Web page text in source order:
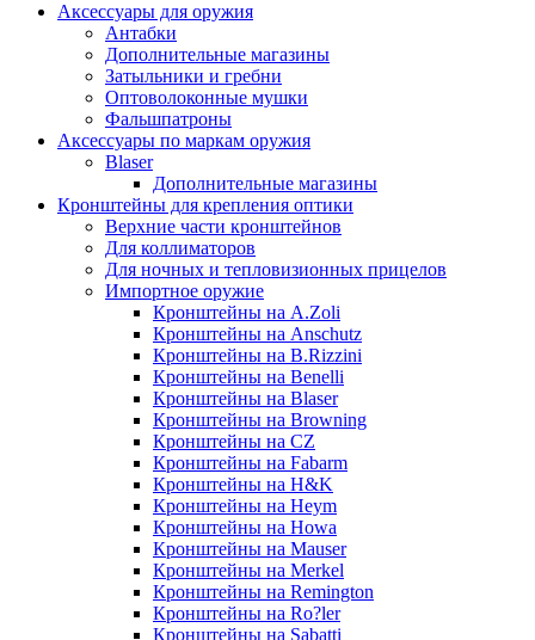
Аксессуары для оружия
Антабки
Дополнительные магазины
Затыльники и гребни
Оптоволоконные мушки
Фальшпатроны
Аксессуары по маркам оружия
Blaser
Дополнительные магазины
Кронштейны для крепления оптики
Верхние части кронштейнов
Для коллиматоров
Для ночных и тепловизионных прицелов
Импортное оружие
Кронштейны на A.Zoli
Кронштейны на Anschutz
Кронштейны на B.Rizzini
Кронштейны на Benelli
Кронштейны на Blaser
Кронштейны на Browning
Кронштейны на CZ
Кронштейны на Fabarm
Кронштейны на H&K
Кронштейны на Heym
Кронштейны на Howa
Кронштейны на Mauser
Кронштейны на Merkel
Кронштейны на Remington
Кронштейны на Ro?ler
Кронштейны на Sabatti